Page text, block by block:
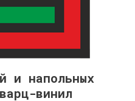
и напольных
винил